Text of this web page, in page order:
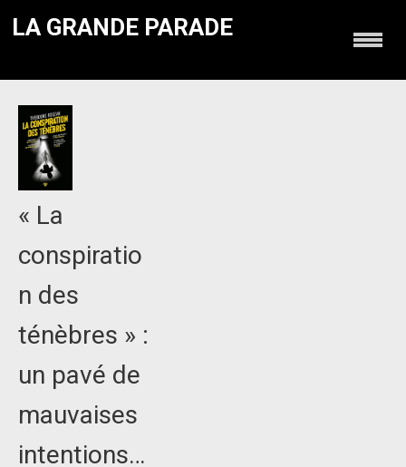
LA GRANDE PARADE
« La
conspiratio
n des
ténèbres » :
un pavé de
mauvaises
intentions…